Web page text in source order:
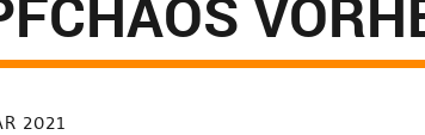
2021